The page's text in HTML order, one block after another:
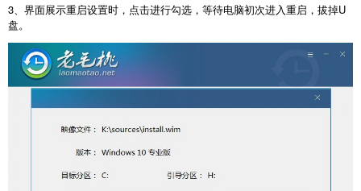
3、界面展示重启设置时，点击进行勾选，等待电脑初次进入重启，拔掉U
盘。